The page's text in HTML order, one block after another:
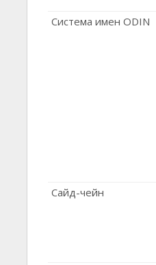
Система имен ODIN
Сайд-чейн